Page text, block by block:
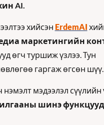
AI.
хийсэн ErdemAI
маркетингийн
өгч туршиж үзлээ. Тун
гаргаж өгсөн
нэмэлт мэдээлэл сүүлийн